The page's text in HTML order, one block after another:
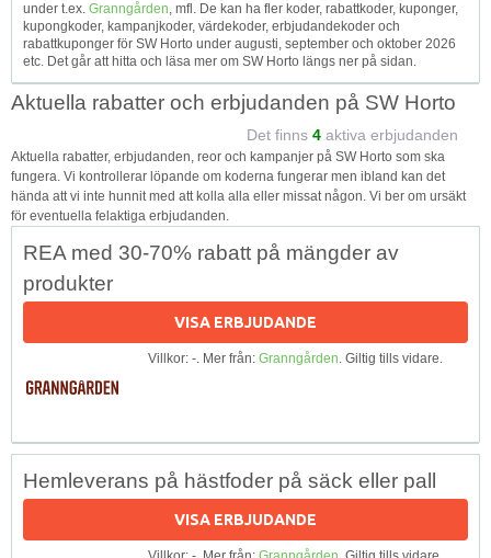
under t.ex. Granngården, mfl. De kan ha fler koder, rabattkoder, kuponger,
kupongkoder, kampanjkoder, värdekoder, erbjudandekoder och
rabattkuponger för SW Horto under augusti, september och oktober 2026
etc. Det går att hitta och läsa mer om SW Horto längs ner på sidan.
Aktuella rabatter och erbjudanden på SW Horto
Det finns 4 aktiva erbjudanden
Aktuella rabatter, erbjudanden, reor och kampanjer på SW Horto som ska
fungera. Vi kontrollerar löpande om koderna fungerar men ibland kan det
hända att vi inte hunnit med att kolla alla eller missat någon. Vi ber om ursäkt
för eventuella felaktiga erbjudanden.
REA med 30-70% rabatt på mängder av
produkter
VISA ERBJUDANDE
Villkor: -. Mer från: Granngården. Giltig tills vidare.
Hemleverans på hästfoder på säck eller pall
VISA ERBJUDANDE